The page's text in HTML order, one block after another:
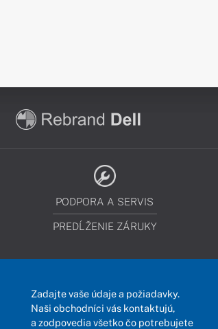
PODPORA A SERVIS
PREDĹŽENIE ZÁRUKY
Zadajte vaše údaje a požiadavky.
Naši obchodníci vás kontaktujú,
a zodpovedia všetko čo potrebujete